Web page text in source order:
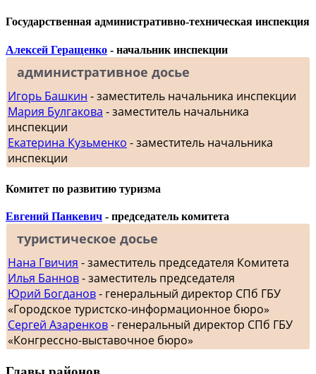
Государственная административно-техническая инспекция
Алексей Геращенко - начальник инспекции
административное досье
Игорь Башкин - заместитель начальника инспекции
Мария Булгакова - заместитель начальника
инспекции
Екатерина Кузьменко - заместитель начальника
инспекции
Комитет по развитию туризма
Евгений Панкевич - председатель комитета
туристическое досье
Нана Гвичия - заместитель председателя Комитета
Илья Баннов- заместитель председателя
Юрий Богданов- генеральный директор СПб ГБУ
«Городское туристско-информационное бюро»
Сергей Азаренков- генеральный директор СПб ГБУ
«Конгрессно-выставочное бюро»